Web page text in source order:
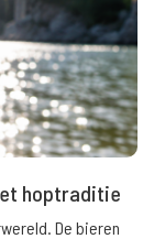
hoptraditie
De bieren